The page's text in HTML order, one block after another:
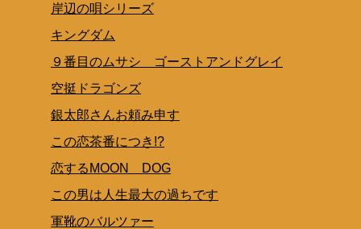
岸辺の唄シリーズ
キングダム
９番目のムサシ ゴーストアンドグレイ
空挺ドラゴンズ
銀太郎さんお頼み申す
この恋茶番につき!?
恋するMOON DOG
この男は人生最大の過ちです
軍靴のバルツァー